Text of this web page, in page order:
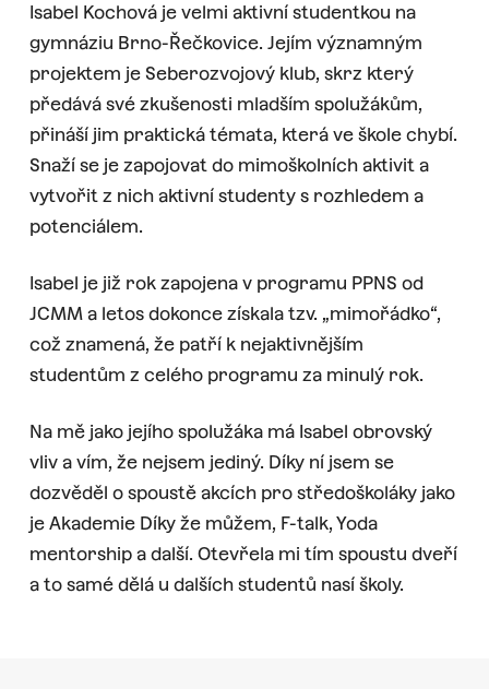
Isabel Kochová je velmi aktivní studentkou na
gymnáziu Brno-Řečkovice. Jejím významným
projektem je Seberozvojový klub, skrz který
předává své zkušenosti mladším spolužákům,
přináší jim praktická témata, která ve škole chybí.
Snaží se je zapojovat do mimoškolních aktivit a
vytvořit z nich aktivní studenty s rozhledem a
potenciálem.
Isabel je již rok zapojena v programu PPNS od
JCMM a letos dokonce získala tzv. „mimořádko“,
což znamená, že patří k nejaktivnějším
studentům z celého programu za minulý rok.
Na mě jako jejího spolužáka má Isabel obrovský
vliv a vím, že nejsem jediný. Díky ní jsem se
dozvěděl o spoustě akcích pro středoškoláky jako
je Akademie Díky že můžem, F-talk, Yoda
mentorship a další. Otevřela mi tím spoustu dveří
a to samé dělá u dalších studentů nasí školy.